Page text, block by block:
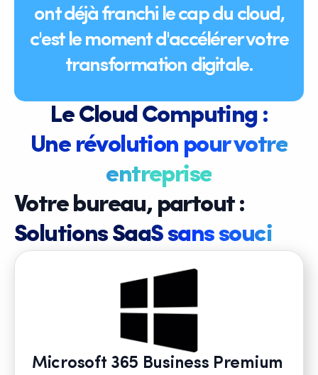
ont déjà franchi le cap du cloud,
c'est le moment d'accélérer votre
transformation digitale.
Le Cloud Computing :
Une révolution pour votre
entreprise
Votre bureau, partout :
Solutions SaaS sans souci
Microsoft 365 Business Premium